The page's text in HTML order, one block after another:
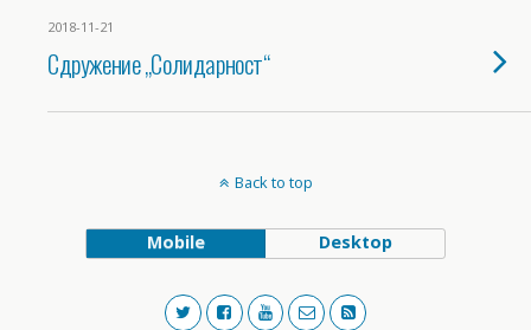
2018-11-21
Сдружение „Солидарност“
Back to top
Mobile Desktop